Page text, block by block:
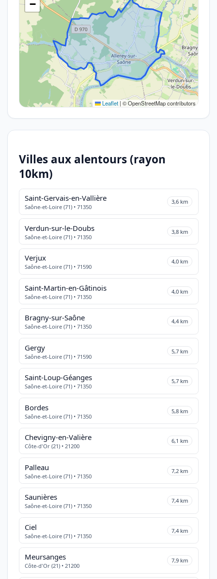
−
Leaflet | © OpenStreetMap contributors
Villes aux alentours (rayon
10km)
Saint-Gervais-en-Vallière
Saône-et-Loire (71) • 71350
3,6 km
Verdun-sur-le-Doubs
Saône-et-Loire (71) • 71350
3,8 km
Verjux
Saône-et-Loire (71) • 71590
4,0 km
Saint-Martin-en-Gâtinois
Saône-et-Loire (71) • 71350
4,0 km
Bragny-sur-Saône
Saône-et-Loire (71) • 71350
4,4 km
Gergy
Saône-et-Loire (71) • 71590
5,7 km
Saint-Loup-Géanges
Saône-et-Loire (71) • 71350
5,7 km
Bordes
Saône-et-Loire (71) • 71350
5,8 km
Chevigny-en-Valière
Côte-d'Or (21) • 21200
6,1 km
Palleau
Saône-et-Loire (71) • 71350
7,2 km
Saunières
Saône-et-Loire (71) • 71350
7,4 km
Ciel
Saône-et-Loire (71) • 71350
7,4 km
Meursanges
Côte-d'Or (21) • 21200
7,9 km